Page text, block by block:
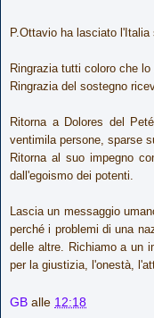
P.Ottavio ha lasciato l'Italia
Ringrazia tutti coloro che
Ringrazia del sostegno
Ritorna a Dolores del
ventimila persone, sparse
Ritorna al suo impegno
dall'egoismo dei potenti.
Lascia un messaggio
perché i problemi di una
delle altre. Richiamo a un
per la giustizia, l'onestà,
GB alle 12:18